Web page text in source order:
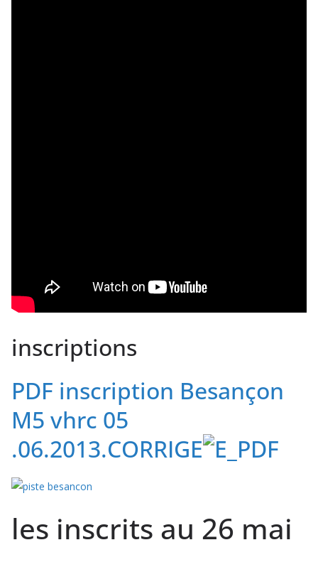
inscriptions
PDF inscription Besançon
M5 vhrc 05
.06.2013.CORRIGE
les inscrits au 26 mai